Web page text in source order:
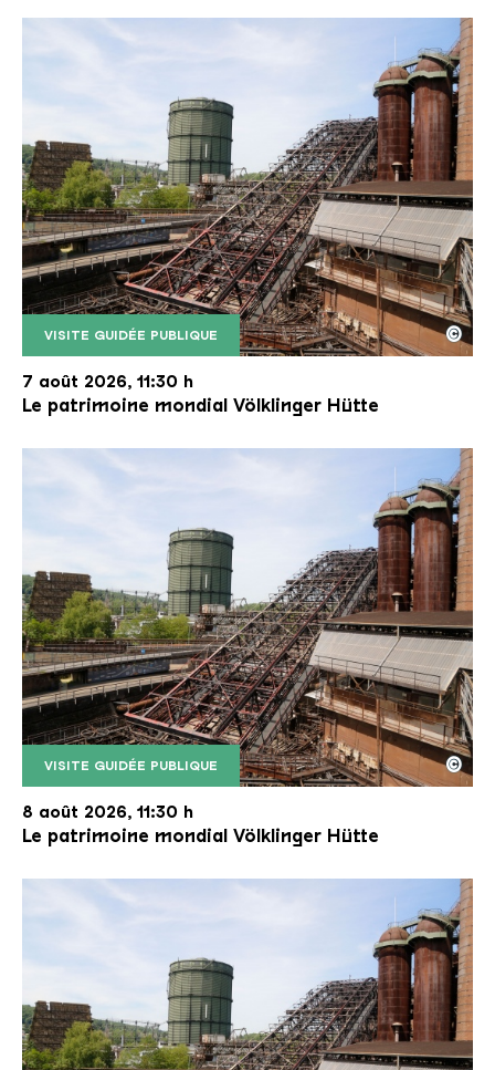
VISITE GUIDÉE PUBLIQUE
Le monte-charge incliné de la Völklinger Hütte
Copyright: Weltkulturerbe Völklinger Hütte | Karl
©
7 août 2026, 11:30 h
Le patrimoine mondial Völklinger Hütte
VISITE GUIDÉE PUBLIQUE
Le monte-charge incliné de la Völklinger Hütte
Copyright: Weltkulturerbe Völklinger Hütte | Karl
©
8 août 2026, 11:30 h
Le patrimoine mondial Völklinger Hütte